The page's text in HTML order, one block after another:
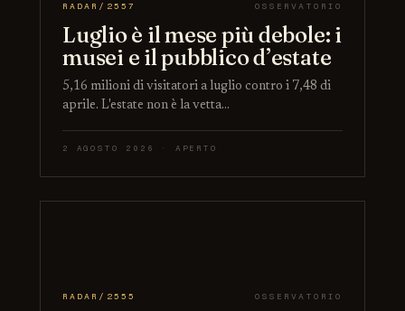
RADAR/2557 OSSERVATORIO
Luglio è il mese più debole: i
musei e il pubblico d’estate
5,16 milioni di visitatori a luglio contro i 7,48 di
aprile. L'estate non è la vetta…
2 AGOSTO 2026 · APERTO
RADAR/2555 OSSERVATORIO